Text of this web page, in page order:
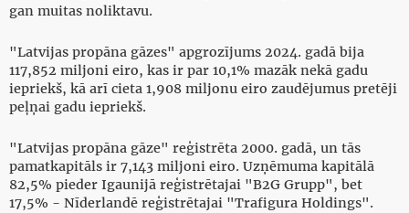
gan muitas noliktavu.
"Latvijas propāna gāzes" apgrozījums 2024. gadā bija
117,852 miljoni eiro, kas ir par 10,1% mazāk nekā gadu
iepriekš, kā arī cieta 1,908 miljonu eiro zaudējumus pretēji
peļņai gadu iepriekš.
"Latvijas propāna gāze" reģistrēta 2000. gadā, un tās
pamatkapitāls ir 7,143 miljoni eiro. Uzņēmuma kapitālā
82,5% pieder Igaunijā reģistrētajai "B2G Grupp", bet
17,5% - Nīderlandē reģistrētajai "Trafigura Holdings".